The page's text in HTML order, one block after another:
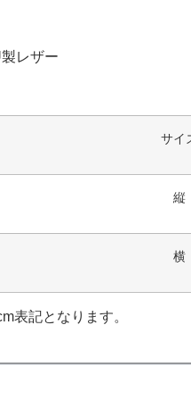
レザー
サイ
縦
横
表記となります。